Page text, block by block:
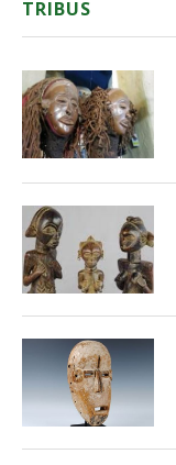
TRIBUS